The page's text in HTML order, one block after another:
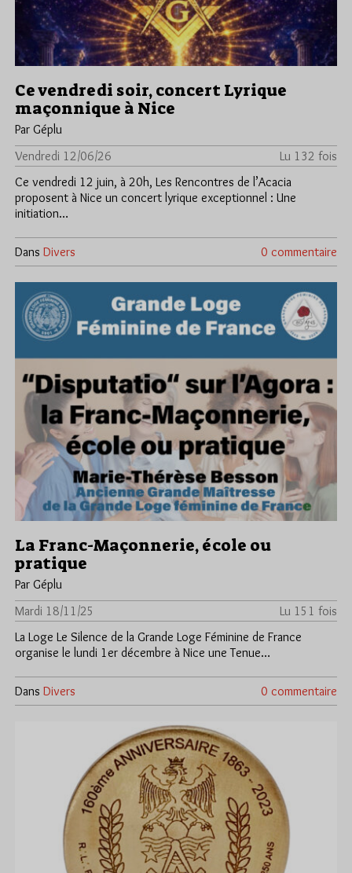
Ce vendredi soir, concert Lyrique
maçonnique à Nice
Par Géplu
Vendredi 12/06/26
Lu 132 fois
Ce vendredi 12 juin, à 20h, Les Rencontres de l’Acacia
proposent à Nice un concert lyrique exceptionnel : Une
initiation…
Dans Divers 0 commentaire
La Franc-Maçonnerie, école ou
pratique
Par Géplu
Mardi 18/11/25
Lu 151 fois
La Loge Le Silence de la Grande Loge Féminine de France
organise le lundi 1er décembre à Nice une Tenue…
Dans Divers 0 commentaire